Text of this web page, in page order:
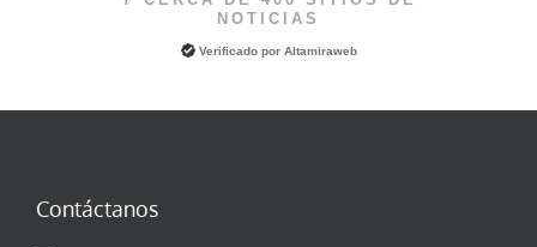
NOTICIAS
Verificado por Altamiraweb
Contáctanos